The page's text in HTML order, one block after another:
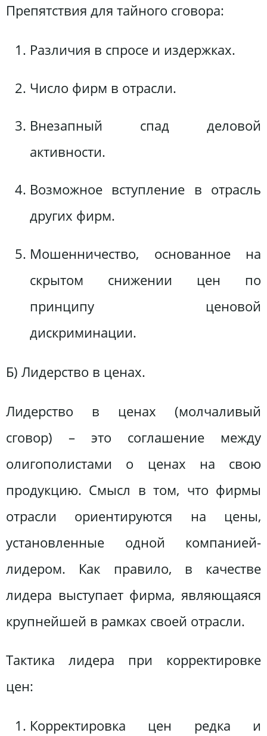
Препятствия для тайного сговора:
Различия в спросе и издержках.
Число фирм в отрасли.
Внезапный спад деловой
активности.
Возможное вступление в отрасль
других фирм.
Мошенничество, основанное на
скрытом снижении цен по
принципу ценовой
дискриминации.
Б) Лидерство в ценах.
Лидерство в ценах (молчаливый
сговор) – это соглашение между
олигополистами о ценах на свою
продукцию. Смысл в том, что фирмы
отрасли ориентируются на цены,
установленные одной компанией-
лидером. Как правило, в качестве
лидера выступает фирма, являющаяся
крупнейшей в рамках своей отрасли.
Тактика лидера при корректировке
цен:
Корректировка цен редка и